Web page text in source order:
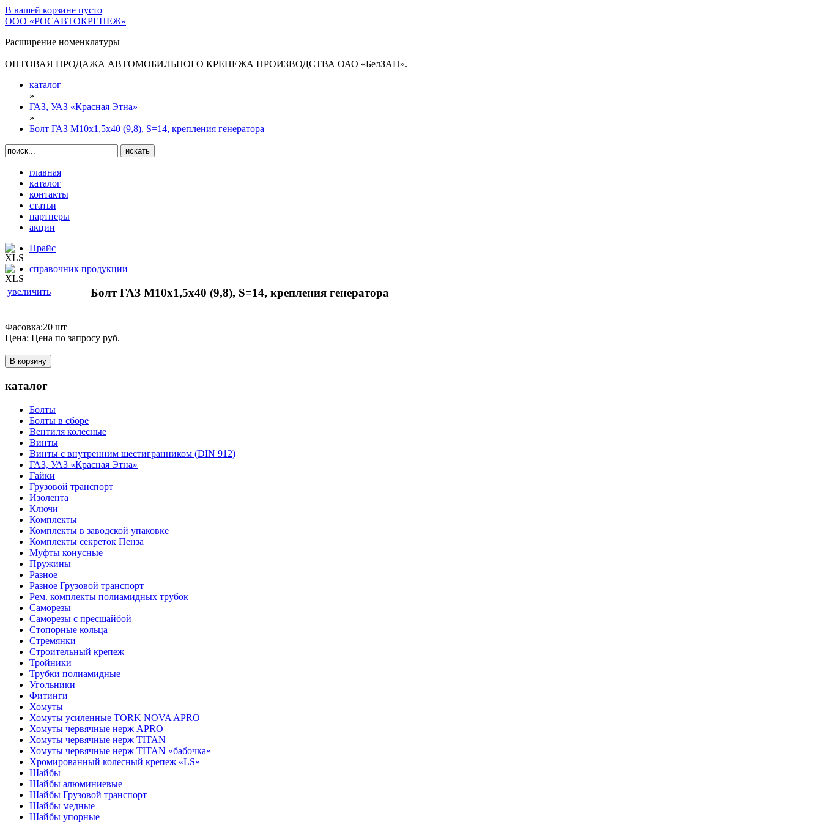
В вашей корзине пусто
ООО «РОСАВТОКРЕПЕЖ»
Расширение номенклатуры
ОПТОВАЯ ПРОДАЖА АВТОМОБИЛЬНОГО КРЕПЕЖА ПРОИЗВОДСТВА ОАО «БелЗАН».
каталог
»
ГАЗ, УАЗ «Красная Этна»
»
Болт ГАЗ М10х1,5х40 (9,8), S=14, крепления генератора
главная
каталог
контакты
статьи
партнеры
акции
Прайс
справочник продукции
увеличить Болт ГАЗ М10х1,5х40 (9,8), S=14, крепления генератора
Фасовка:20 шт
Цена: Цена по запросу руб.
В корзину
каталог
Болты
Болты в сборе
Вентиля колесные
Винты
Винты с внутренним шестигранником (DIN 912)
ГАЗ, УАЗ «Красная Этна»
Гайки
Грузовой транспорт
Изолента
Ключи
Комплекты
Комплекты в заводской упаковке
Комплекты секреток Пенза
Муфты конусные
Пружины
Разное
Разное Грузовой транспорт
Рем. комплекты полиамидных трубок
Саморезы
Саморезы с пресшайбой
Стопорные кольца
Стремянки
Строительный крепеж
Тройники
Трубки полиамидные
Угольники
Фитинги
Хомуты
Хомуты усиленные TORK NOVA APRO
Хомуты червячные нерж APRO
Хомуты червячные нерж TITAN
Хомуты червячные нерж TITAN «бабочка»
Хромированный колесный крепеж «LS»
Шайбы
Шайбы алюминиевые
Шайбы Грузовой транспорт
Шайбы медные
Шайбы упорные